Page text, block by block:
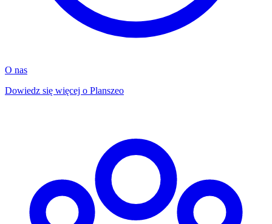
O nas
Dowiedz się więcej o Planszeo